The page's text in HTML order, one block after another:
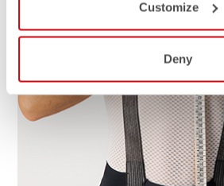
Customize
Deny